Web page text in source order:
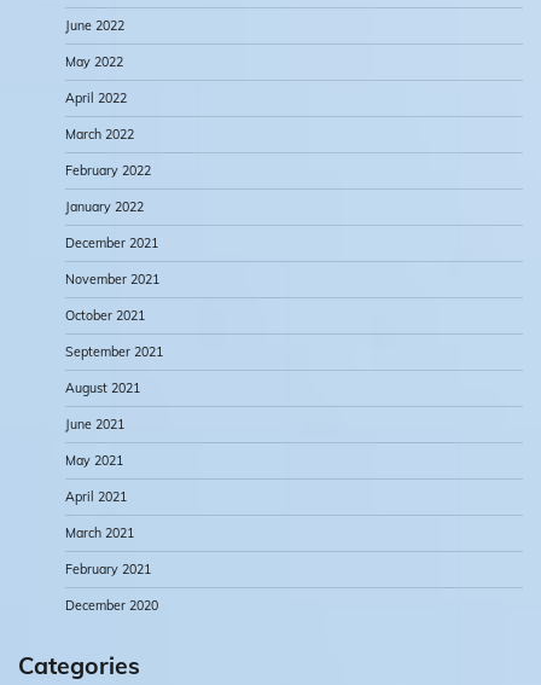
June 2022
May 2022
April 2022
March 2022
February 2022
January 2022
December 2021
November 2021
October 2021
September 2021
August 2021
June 2021
May 2021
April 2021
March 2021
February 2021
December 2020
Categories